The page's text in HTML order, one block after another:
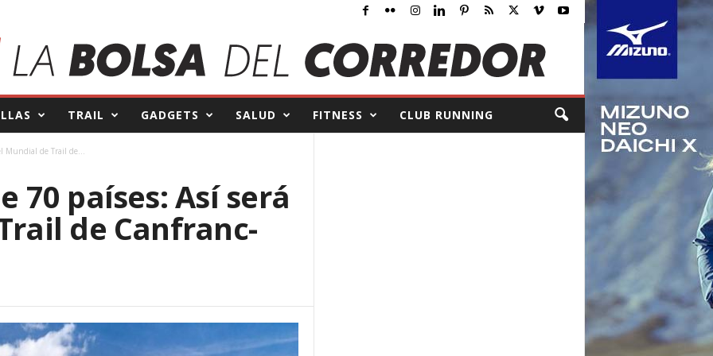
TRAIL GADGETS SALUD FITNESS CLUB RUNNING
Mundial de Trail de...
70 países: Así será
de Canfranc-